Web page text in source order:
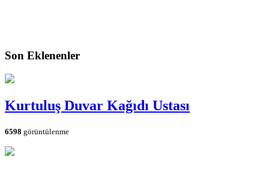
Son Eklenenler
Kurtuluş Duvar Kağıdı Ustası
6598 görüntülenme